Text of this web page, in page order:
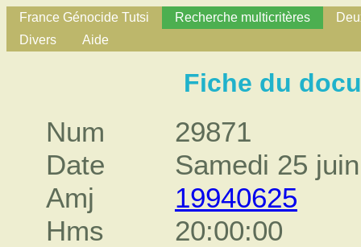
France Génocide Tutsi Recherche multicritères
Divers
Aide
Fiche du
Num
29871
Date
Samedi 25
Amj
19940625
Hms
20:00:00